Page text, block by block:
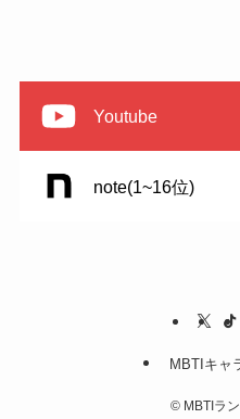
Youtube
note(1~16位)
MBTIキャ
© MBTIラ